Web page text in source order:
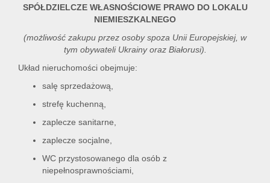
SPÓŁDZIELCZE WŁASNOŚCIOWE PRAWO DO LOKALU
NIEMIESZKALNEGO
(możliwość zakupu przez osoby spoza Unii Europejskiej, w
tym obywateli Ukrainy oraz Białorusi).
Układ nieruchomości obejmuje:
salę sprzedażową,
strefę kuchenną,
zaplecze sanitarne,
zaplecze socjalne,
WC przystosowanego dla osób z
niepełnosprawnościami,